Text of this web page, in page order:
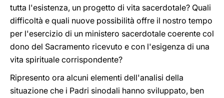
tutta l'esistenza, un progetto di vita sacerdotale? Quali
difficoltà e quali nuove possibilità offre il nostro tempo
per l'esercizio di un ministero sacerdotale coerente col
dono del Sacramento ricevuto e con l'esigenza di una
vita spirituale corrispondente?
Ripresento ora alcuni elementi dell'analisi della
situazione che i Padri sinodali hanno sviluppato, ben